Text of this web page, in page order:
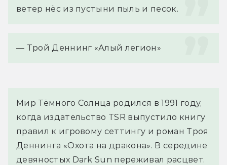
ветер нёс из пустыни пыль и песок.
— Трой Деннинг «Алый легион»
Мир Тёмного Солнца родился в 1991 году,
когда издательство TSR выпустило книгу
правил к игровому сеттингу и роман Троя
Деннинга «Охота на дракона». В середине
девяностых Dark Sun переживал расцвет.